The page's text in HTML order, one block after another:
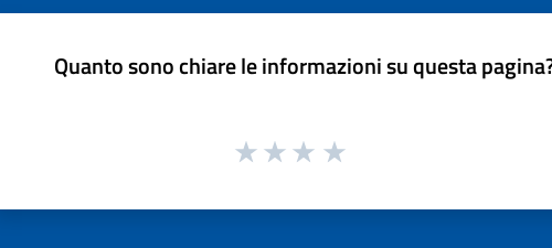
Quanto sono chiare le informazioni su questa